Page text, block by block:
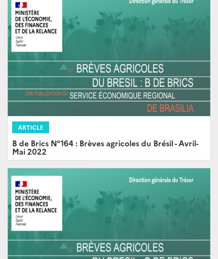
ARTICLE
B de Brics N°164 : Brèves agricoles du Brésil - Avril-
Mai 2022